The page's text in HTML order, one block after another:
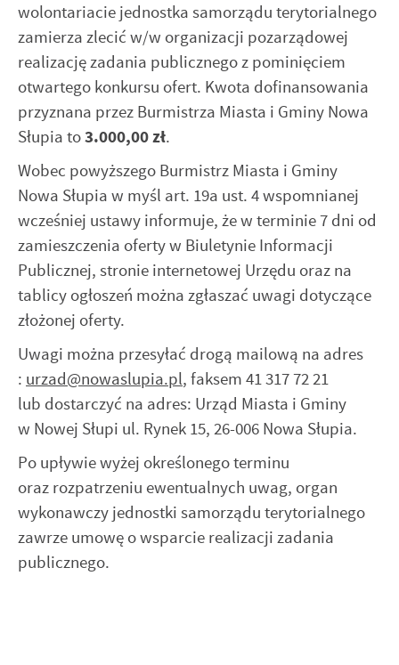
wolontariacie jednostka samorządu terytorialnego
zamierza zlecić w/w organizacji pozarządowej
realizację zadania publicznego z pominięciem
otwartego konkursu ofert. Kwota dofinansowania
przyznana przez Burmistrza Miasta i Gminy Nowa
Słupia to3.000,00 zł.
Wobec powyższego Burmistrz Miasta i Gminy
Nowa Słupia w myśl art. 19a ust. 4 wspomnianej
wcześniej ustawy informuje, że w terminie 7 dni od
zamieszczenia oferty w Biuletynie Informacji
Publicznej, stronie internetowej Urzędu oraz na
tablicy ogłoszeń można zgłaszać uwagi dotyczące
złożonej oferty.
Uwagi można przesyłać drogą mailową na adres
: urzad@nowaslupia.pl, faksem 41 317 72 21
lub dostarczyć na adres: Urząd Miasta i Gminy
w Nowej Słupi ul. Rynek 15, 26-006 Nowa Słupia.
Po upływie wyżej określonego terminu
oraz rozpatrzeniu ewentualnych uwag, organ
wykonawczy jednostki samorządu terytorialnego
zawrze umowę o wsparcie realizacji zadania
publicznego.